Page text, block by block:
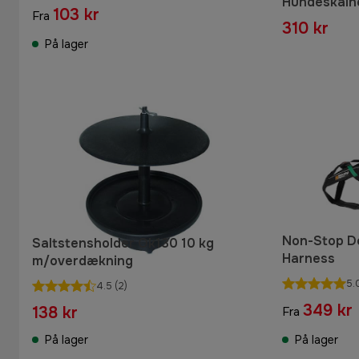
Fra 103 kr
På lager
310 kr
Saltstensholder Ok130 10 kg
m/overdækning
4.5 (2)
138 kr
På lager
Non-Stop
Harness
Fra 349 kr
På lager